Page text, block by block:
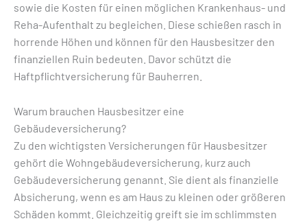
sowie die Kosten für einen möglichen Krankenhaus- und
Reha-Aufenthalt zu begleichen. Diese schießen rasch in
horrende Höhen und können für den Hausbesitzer den
finanziellen Ruin bedeuten. Davor schützt die
Haftpflichtversicherung für Bauherren.
Warum brauchen Hausbesitzer eine
Gebäudeversicherung?
Zu den wichtigsten Versicherungen für Hausbesitzer
gehört die Wohngebäudeversicherung, kurz auch
Gebäudeversicherung genannt. Sie dient als finanzielle
Absicherung, wenn es am Haus zu kleinen oder größeren
Schäden kommt. Gleichzeitig greift sie im schlimmsten